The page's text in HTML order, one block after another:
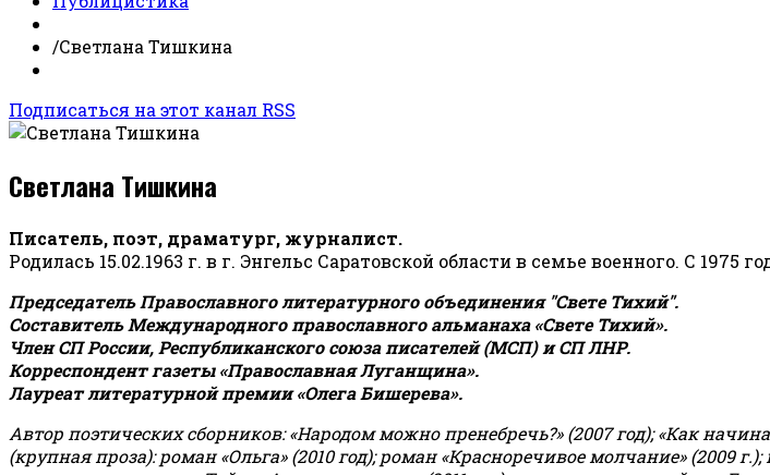
/Светлана Тишкина
Подписаться на этот канал RSS
Светлана Тишкина
Писатель, поэт, драматург, журналист.
Родилась 15.02.1963 г. в г. Энгельс Саратовской области в семье военного. С 1975
Председатель Православного литературного объединения "Свете Тихий".
Составитель Международного православного альманаха «Свете Тихий».
Член СП России, Республиканского союза писателей (МСП) и СП ЛНР.
Корреспондент газеты «Православная Луганщина».
Лауреат литературной премии «Олега Бишерева».
Автор поэтических сборников: «Народом можно пренебречь?» (2007 год); «Как
(крупная проза): роман «Ольга» (2010 год); роман «Красноречивое молчание» (2009